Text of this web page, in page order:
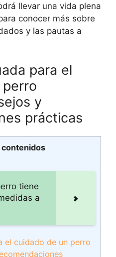
llevar una vida plena
conocer más sobre
y las pautas a
para el
y
prácticas
contenidos
tiene
a
el cuidado de un perro